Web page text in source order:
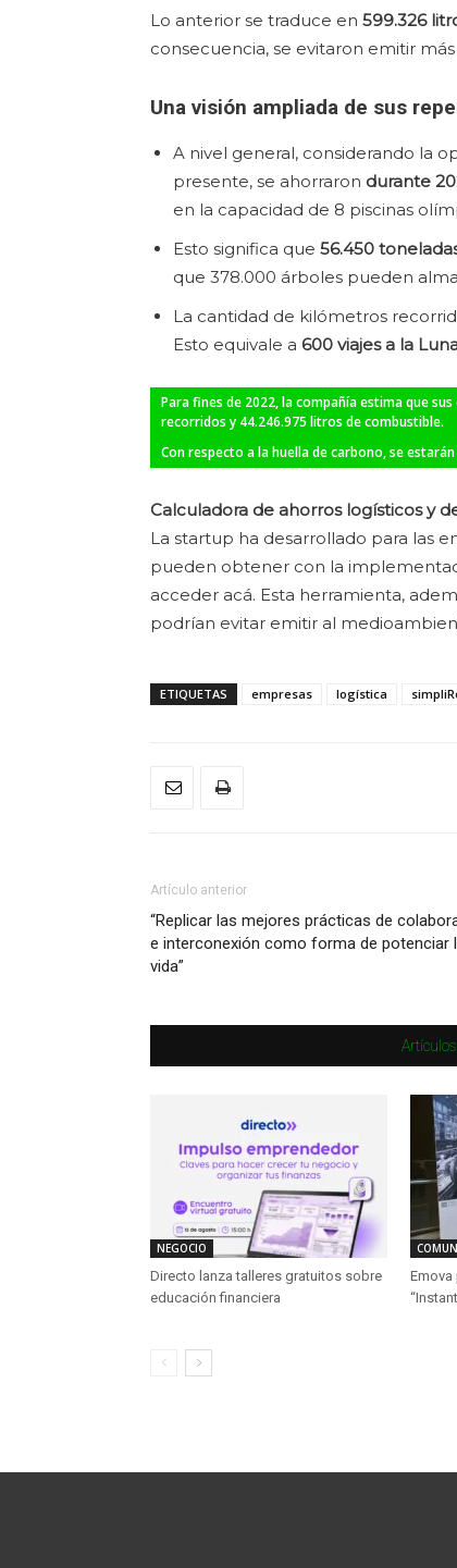
Lo anterior se traduce en 599.326
consecuencia, se evitaron emitir
Una visión ampliada de sus
A nivel general, considerando la
presente, se ahorraron durante
en la capacidad de 8 piscinas
Esto significa que 56.450
que 378.000 árboles pueden
La cantidad de kilómetros
Esto equivale a 600 viajes a la
Para fines de 2022, la compañía estima que
recorridos y 44.246.975 litros de combustible.
Con respecto a la huella de carbono, se
Calculadora de ahorros logísticos y
La startup ha desarrollado para las
pueden obtener con la
acceder acá. Esta herramienta,
podrían evitar emitir al
ETIQUETAS empresas logística
Artículo anterior
“Replicar las mejores prácticas de
e interconexión como forma de potenciar
vida”
NEGOCIO
Directo lanza talleres gratuitos sobre
educación financiera